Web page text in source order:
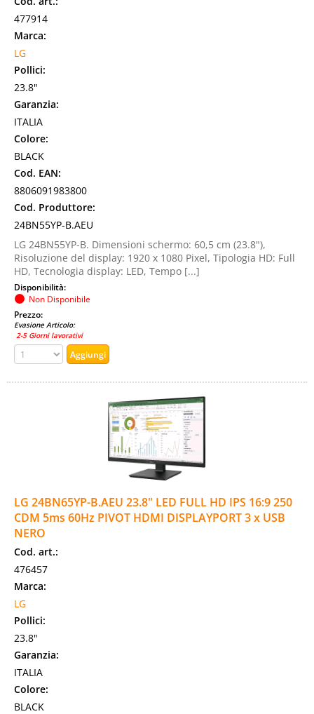
477914
Marca:
LG
Pollici:
23.8"
Garanzia:
ITALIA
Colore:
BLACK
Cod. EAN:
8806091983800
Cod. Produttore:
24BN55YP-B.AEU
LG 24BN55YP-B. Dimensioni schermo: 60,5 cm (23.8"),
Risoluzione del display: 1920 x 1080 Pixel, Tipologia HD: Full
HD, Tecnologia display: LED, Tempo [...]
Disponibilità:
Non Disponibile
Prezzo:
Evasione Articolo:
2-5 Giorni lavorativi
LG 24BN65YP-B.AEU 23.8" LED FULL HD IPS 16:9 250
CDM 5ms 60Hz PIVOT HDMI DISPLAYPORT 3 x USB
NERO
Cod. art.:
476457
Marca:
LG
Pollici:
23.8"
Garanzia:
ITALIA
Colore:
BLACK